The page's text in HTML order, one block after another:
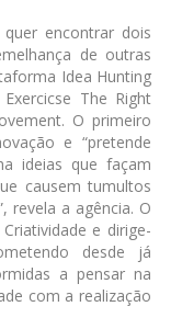
encontrar dois
de outras
Idea Hunting
The Right
O primeiro
e “pretende
ideias que façam
causem tumultos
revela a agência. O
e dirige-
desde já
a pensar na
com a realização